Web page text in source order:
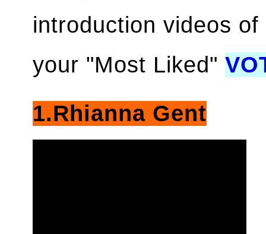
introduction videos
your "Most Liked"
1.Rhianna Gent